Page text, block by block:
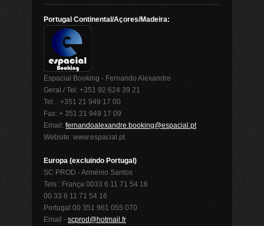
Portugal Continental/Açores/Madeira:
Espacial Booking - Fernando Alexandre
Geral / Tel: +351 92 624 39 21
Tel. : +351 21 949 17 00
Fax: + 351 21 949 17 09
Email: fernandoalexandre.booking@espacial.pt
Website: www.espacial.pt
Europa (excluindo Portugal)
SC PROD - Arménio Santos
Tels : França 0033 6 11 71 54 16
00 33 6 11 71 54 16
Portugal 00 351 961 055 070
Email - scprod@hotmail.fr